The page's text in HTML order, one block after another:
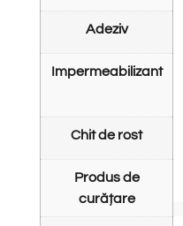
Adeziv
Impermeabilizant
Chit de rost
Produs de
curățare